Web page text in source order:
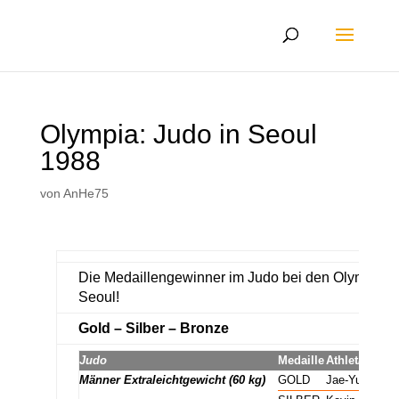
Olympia: Judo in Seoul
1988
von AnHe75
Die Medaillengewinner im Judo bei den
Seoul!
Gold – Silber – Bronze
Judo MedailleAthlet/
Männer Extraleichtgewicht (60 kg)
GOLD
Jae-Yup Kim